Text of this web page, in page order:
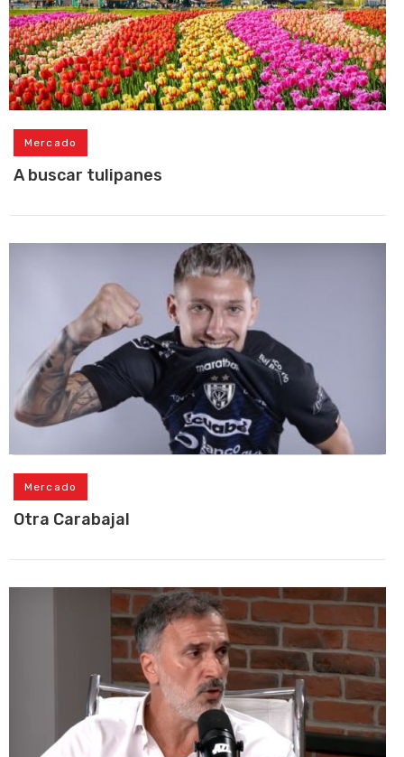
Mercado
A buscar tulipanes
Mercado
Otra Carabajal